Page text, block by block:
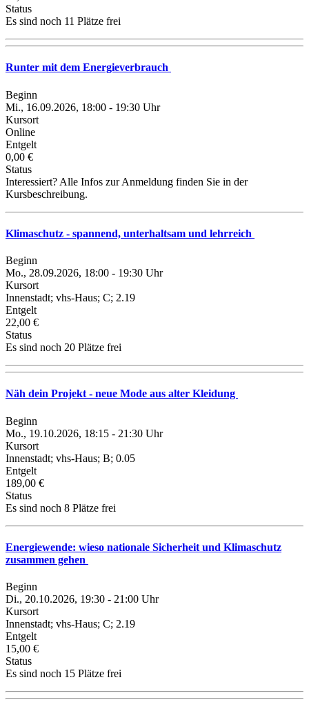
Status
Es sind noch 11 Plätze frei
Runter mit dem Energieverbrauch
Beginn
Mi., 16.09.2026, 18:00 - 19:30 Uhr
Kursort
Online
Entgelt
0,00 €
Status
Interessiert? Alle Infos zur Anmeldung finden Sie in der
Kursbeschreibung.
Klimaschutz - spannend, unterhaltsam und lehrreich
Beginn
Mo., 28.09.2026, 18:00 - 19:30 Uhr
Kursort
Innenstadt; vhs-Haus; C; 2.19
Entgelt
22,00 €
Status
Es sind noch 20 Plätze frei
Näh dein Projekt - neue Mode aus alter Kleidung
Beginn
Mo., 19.10.2026, 18:15 - 21:30 Uhr
Kursort
Innenstadt; vhs-Haus; B; 0.05
Entgelt
189,00 €
Status
Es sind noch 8 Plätze frei
Energiewende: wieso nationale Sicherheit und Klimaschutz
zusammen gehen
Beginn
Di., 20.10.2026, 19:30 - 21:00 Uhr
Kursort
Innenstadt; vhs-Haus; C; 2.19
Entgelt
15,00 €
Status
Es sind noch 15 Plätze frei